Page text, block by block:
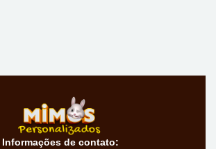
Informações de contato: